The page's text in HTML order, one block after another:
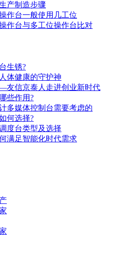
产制造步骤
作台一般使用几工位
作台与多工位操作台比对
生锈?
体健康的守护神
友信京泰人走进创业新时代
些作用?
多媒体控制台需要考虑的
何选择?
度台类型及选择
满足智能化时代需求